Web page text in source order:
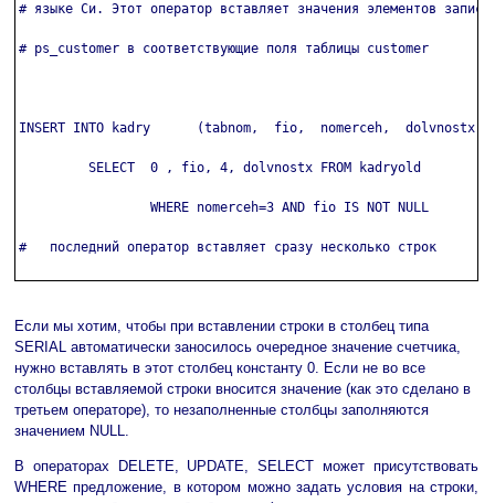
# языке Си. Этот оператор вставляет значения элементов записи
# ps_customer в соответствующие поля таблицы customer
INSERT INTO kadry      (tabnom,  fio,  nomerceh,  dolvnostx)
         SELECT  0 , fio, 4, dolvnostx FROM kadryold
                 WHERE nomerceh=3 AND fio IS NOT NULL
#   последний оператор вставляет сразу несколько строк
Если мы хотим, чтобы при вставлении строки в столбец типа
SERIAL автоматически заносилось очередное значение счетчика,
нужно вставлять в этот столбец константу 0. Если не во все
столбцы вставляемой строки вносится значение (как это сделано в
третьем операторе), то незаполненные столбцы заполняются
значением NULL.
В операторах DELETE, UPDATE, SELECT может присутствовать
WHERE предложение, в котором можно задать условия на строки,